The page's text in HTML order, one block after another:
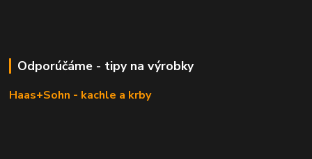
Odporúčáme - tipy na výrobky
Haas+Sohn - kachle a krby